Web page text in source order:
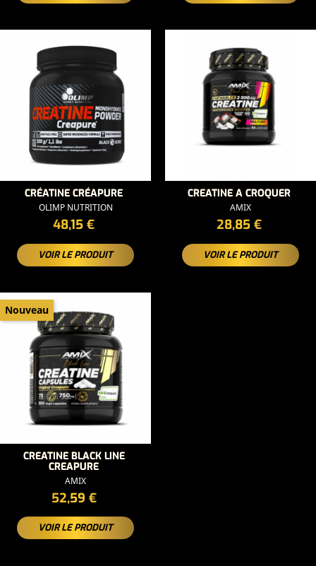
CRÉATINE CRÉAPURE
OLIMP NUTRITION
PRIX
48,15 €
VOIR LE PRODUIT
CREATINE A CROQUER
AMIX
PRIX
28,85 €
VOIR LE PRODUIT
CREATINE BLACK LINE
CREAPURE
AMIX
PRIX
52,59 €
Nouveau
VOIR LE PRODUIT